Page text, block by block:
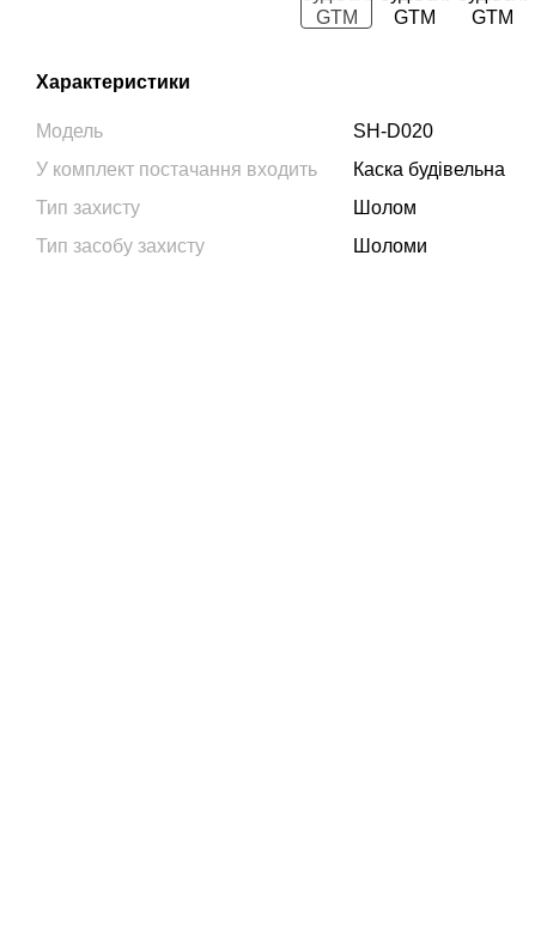
Характеристики
Модель
SH-D020
У комплект постачання входить
Каска будівельна
Тип захисту
Шолом
Тип засобу захисту
Шоломи